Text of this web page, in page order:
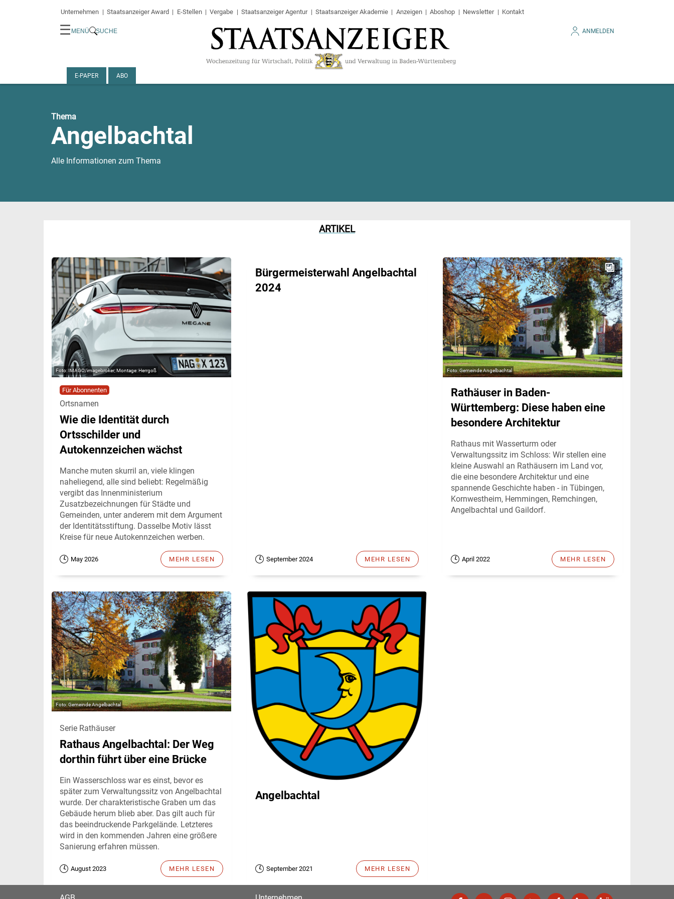
Unternehmen Staatsanzeiger Award E-Stellen Vergabe Staatsanzeiger Agentur Staatsanzeiger Akademie Anzeigen Aboshop Newsletter Kontakt
☰ MENÜ SUCHE ANMELDEN
E-PAPER ABO
Thema
Angelbachtal
Alle Informationen zum Thema
ARTIKEL
IMAGO/imagebroker; Montage: Herrgoß
Für Abonnenten
Ortsnamen
Wie die Identität durch
Ortsschilder und
Autokennzeichen wächst
Manche muten skurril an, viele klingen
naheliegend, alle sind beliebt: Regelmäßig
vergibt das Innenministerium
Zusatzbezeichnungen für Städte und
Gemeinden, unter anderem mit dem Argument
der Identitätsstiftung. Dasselbe Motiv lässt
Kreise für neue Autokennzeichen werben.
May 2026 MEHR LESEN
Bürgermeisterwahl Angelbachtal
2024
September 2024 MEHR LESEN
Gemeinde Angelbachtal
Rathäuser in Baden-
Württemberg: Diese haben eine
besondere Architektur
Rathaus mit Wasserturm oder
Verwaltungssitz im Schloss: Wir stellen eine
kleine Auswahl an Rathäusern im Land vor,
die eine besondere Architektur und eine
spannende Geschichte haben - in Tübingen,
Kornwestheim, Hemmingen, Remchingen,
Angelbachtal und Gaildorf.
April 2022 MEHR LESEN
Gemeinde Angelbachtal
Serie Rathäuser
Rathaus Angelbachtal: Der Weg
dorthin führt über eine Brücke
Ein Wasserschloss war es einst, bevor es
später zum Verwaltungssitz von Angelbachtal
wurde. Der charakteristische Graben um das
Gebäude herum blieb aber. Das gilt auch für
das beeindruckende Parkgelände. Letzteres
wird in den kommenden Jahren eine größere
Sanierung erfahren müssen.
August 2023 MEHR LESEN
Angelbachtal
September 2021 MEHR LESEN